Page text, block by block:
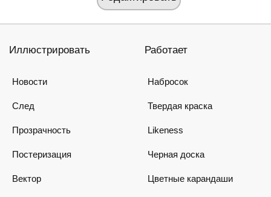
Иллюстрировать
Новости
След
Прозрачность
Постеризация
Вектор
Работает
Набросок
Твердая краска
Likeness
Черная доска
Цветные карандаши